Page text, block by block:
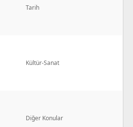
Tarih
Kültür-Sanat
Diğer Konular